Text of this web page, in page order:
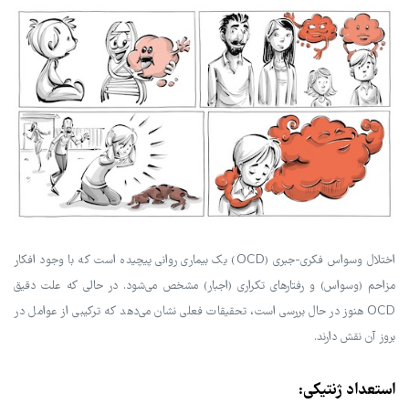
اختلال وسواس فکری-جبری (OCD) یک بیماری روانی پیچیده است که با وجود افکار
مزاحم (وسواس) و رفتارهای تکراری (اجبار) مشخص می‌شود. در حالی که علت دقیق
OCD هنوز در حال بررسی است، تحقیقات فعلی نشان می‌دهد که ترکیبی از عوامل در
بروز آن نقش دارند.
استعداد ژنتیکی: